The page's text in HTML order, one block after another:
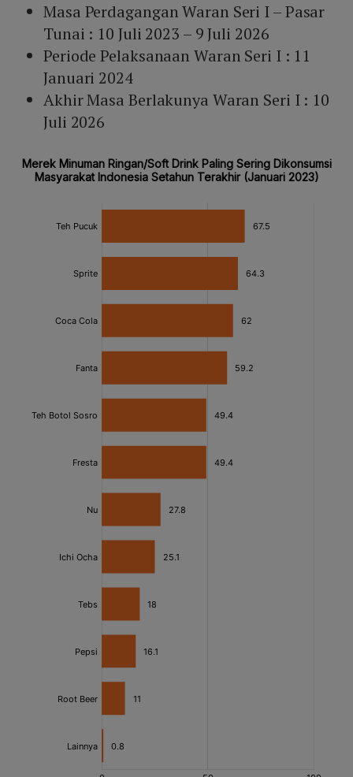
Masa Perdagangan Waran Seri I – Pasar
Tunai : 10 Juli 2023 – 9 Juli 2026
Periode Pelaksanaan Waran Seri I : 11
Januari 2024
Akhir Masa Berlakunya Waran Seri I : 10
Juli 2026